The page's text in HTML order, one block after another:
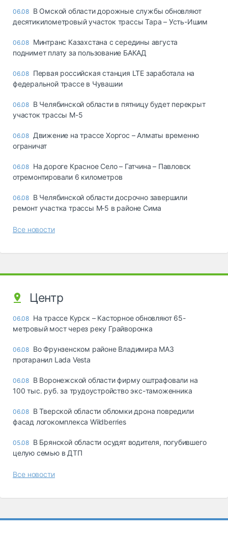
06.08 В Омской области дорожные службы обновляют
десятикилометровый участок трассы Тара – Усть-Ишим
06.08 Минтранс Казахстана с середины августа
поднимет плату за пользование БАКАД
06.08 Первая российская станция LTE заработала на
федеральной трассе в Чувашии
06.08 В Челябинской области в пятницу будет перекрыт
участок трассы М-5
06.08 Движение на трассе Хоргос – Алматы временно
ограничат
06.08 На дороге Красное Село – Гатчина – Павловск
отремонтировали 6 километров
06.08 В Челябинской области досрочно завершили
ремонт участка трассы М‑5 в районе Сима
Все новости
Центр
06.08 На трассе Курск – Касторное обновляют 65-
метровый мост через реку Грайворонка
06.08 Во Фрунзенском районе Владимира МАЗ
протаранил Lada Vesta
06.08 В Воронежской области фирму оштрафовали на
100 тыс. руб. за трудоустройство экс-таможенника
06.08 В Тверской области обломки дрона повредили
фасад логокомплекса Wildberries
05.08 В Брянской области осудят водителя, погубившего
целую семью в ДТП
Все новости